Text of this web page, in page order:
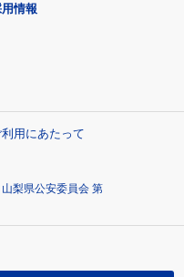
情報
利用にあたって
梨県公安委員会 第